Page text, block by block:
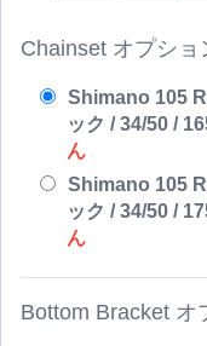
Chainset オプショ
Shimano 105
ック / 34/50 /
ん
Shimano 105
ック / 34/50 /
ん
Bottom Bracket オ